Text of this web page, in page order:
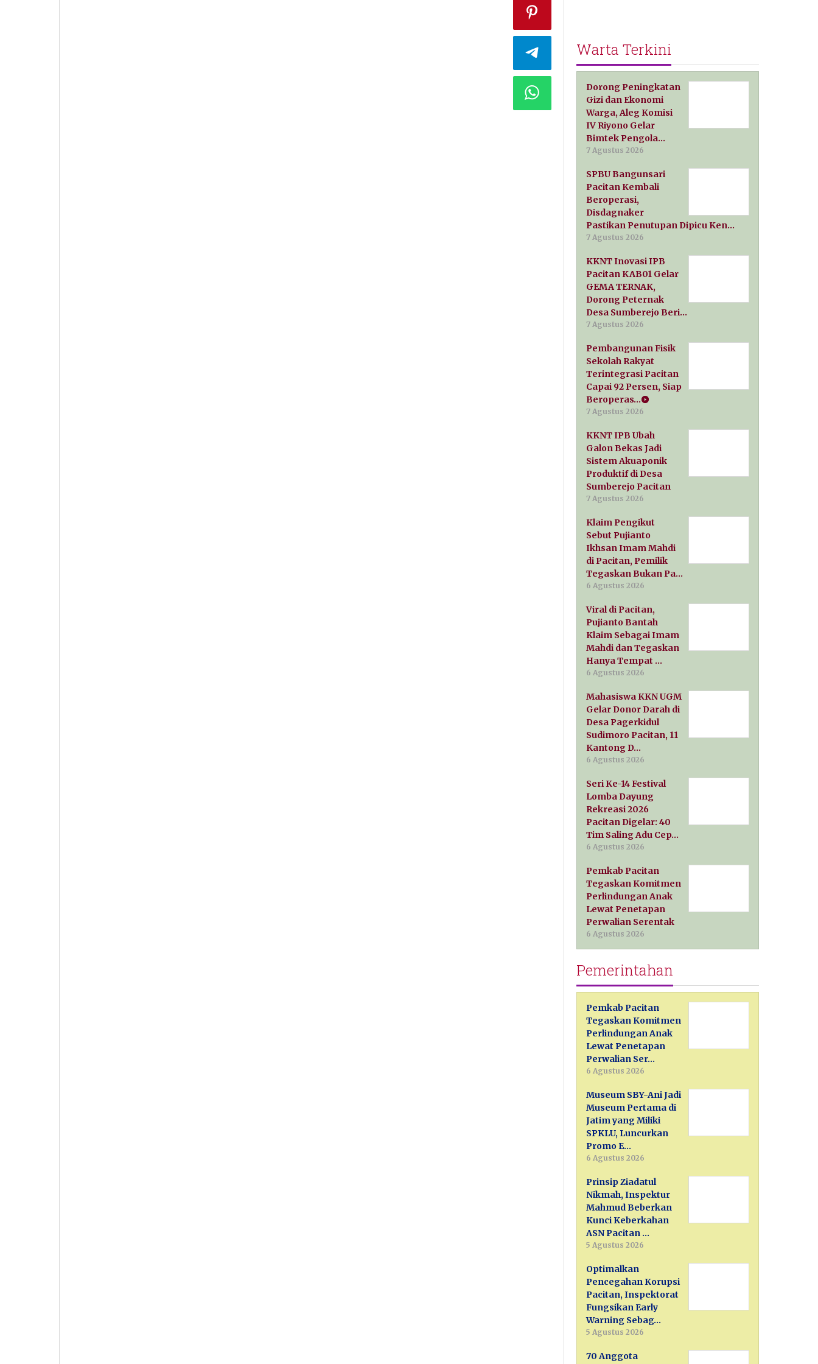
Warta Terkini
Dorong Peningkatan
Gizi dan Ekonomi
Warga, Aleg Komisi
IV Riyono Gelar
Bimtek Pengola…
7 Agustus 2026
SPBU Bangunsari
Pacitan Kembali
Beroperasi,
Disdagnaker
Pastikan Penutupan Dipicu Ken…
7 Agustus 2026
KKNT Inovasi IPB
Pacitan KAB01 Gelar
GEMA TERNAK,
Dorong Peternak
Desa Sumberejo Beri…
7 Agustus 2026
Pembangunan Fisik
Sekolah Rakyat
Terintegrasi Pacitan
Capai 92 Persen, Siap
Beroperas…
7 Agustus 2026
KKNT IPB Ubah
Galon Bekas Jadi
Sistem Akuaponik
Produktif di Desa
Sumberejo Pacitan
7 Agustus 2026
Klaim Pengikut
Sebut Pujianto
Ikhsan Imam Mahdi
di Pacitan, Pemilik
Tegaskan Bukan Pa…
6 Agustus 2026
Viral di Pacitan,
Pujianto Bantah
Klaim Sebagai Imam
Mahdi dan Tegaskan
Hanya Tempat …
6 Agustus 2026
Mahasiswa KKN UGM
Gelar Donor Darah di
Desa Pagerkidul
Sudimoro Pacitan, 11
Kantong D…
6 Agustus 2026
Seri Ke-14 Festival
Lomba Dayung
Rekreasi 2026
Pacitan Digelar: 40
Tim Saling Adu Cep…
6 Agustus 2026
Pemkab Pacitan
Tegaskan Komitmen
Perlindungan Anak
Lewat Penetapan
Perwalian Serentak
6 Agustus 2026
Pemerintahan
Pemkab Pacitan
Tegaskan Komitmen
Perlindungan Anak
Lewat Penetapan
Perwalian Ser…
6 Agustus 2026
Museum SBY-Ani Jadi
Museum Pertama di
Jatim yang Miliki
SPKLU, Luncurkan
Promo E…
6 Agustus 2026
Prinsip Ziadatul
Nikmah, Inspektur
Mahmud Beberkan
Kunci Keberkahan
ASN Pacitan …
5 Agustus 2026
Optimalkan
Pencegahan Korupsi
Pacitan, Inspektorat
Fungsikan Early
Warning Sebag…
5 Agustus 2026
70 Anggota